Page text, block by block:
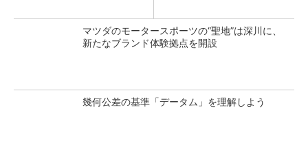
マツダのモータースポーツの“聖地”は深川に、
新たなブランド体験拠点を開設
幾何公差の基準「データム」を理解しよう